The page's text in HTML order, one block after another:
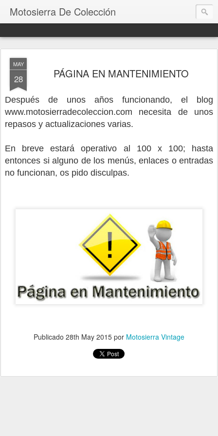
Motosierra De Colección
MAY
28 PÁGINA EN MANTENIMIENTO
Después de unos años funcionando, el blog
www.motosierradecoleccion.com necesita de unos
repasos y actualizaciones varias.
En breve estará operativo al 100 x 100; hasta
entonces si alguno de los menús, enlaces o entradas
no funcionan, os pido disculpas.
Publicado 28th May 2015 por Motosierra Vintage